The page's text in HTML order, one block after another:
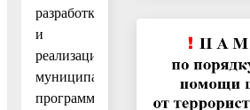
разработки
и
реализации
муниципальных
программ